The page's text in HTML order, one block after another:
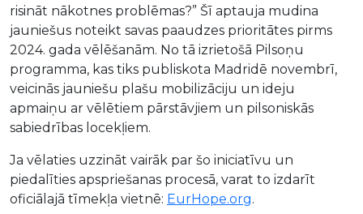
risināt nākotnes problēmas?” Šī aptauja mudina
jauniešus noteikt savas paaudzes prioritātes pirms
2024. gada vēlēšanām. No tā izrietošā Pilsoņu
programma, kas tiks publiskota Madridē novembrī,
veicinās jauniešu plašu mobilizāciju un ideju
apmaiņu ar vēlētiem pārstāvjiem un pilsoniskās
sabiedrības locekļiem.
Ja vēlaties uzzināt vairāk par šo iniciatīvu un
piedalīties apspriešanas procesā, varat to izdarīt
oficiālajā tīmekļa vietnē: EurHope.org.